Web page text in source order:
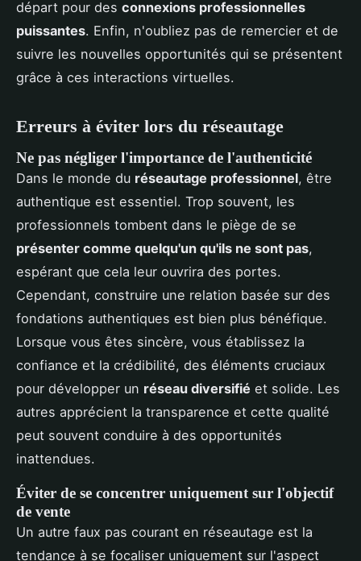
départ pour des connexions professionnelles
puissantes. Enfin, n'oubliez pas de remercier et de
suivre les nouvelles opportunités qui se présentent
grâce à ces interactions virtuelles.
Erreurs à éviter lors du réseautage
Ne pas négliger l'importance de l'authenticité
Dans le monde du réseautage professionnel, être
authentique est essentiel. Trop souvent, les
professionnels tombent dans le piège de se
présenter comme quelqu'un qu'ils ne sont pas,
espérant que cela leur ouvrira des portes.
Cependant, construire une relation basée sur des
fondations authentiques est bien plus bénéfique.
Lorsque vous êtes sincère, vous établissez la
confiance et la crédibilité, des éléments cruciaux
pour développer un réseau diversifié et solide. Les
autres apprécient la transparence et cette qualité
peut souvent conduire à des opportunités
inattendues.
Éviter de se concentrer uniquement sur l'objectif
de vente
Un autre faux pas courant en réseautage est la
tendance à se focaliser uniquement sur l'aspect